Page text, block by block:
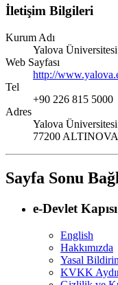
İletişim Bilgileri
Kurum Adı
Yalova Üniversitesi
Web Sayfası
http://
Tel
+90 226 815 5000
Adres
Yalova
77200
Sayfa Sonu
e-Devlet Kapısı
English
Hakkımızda
Yasal
KVKK